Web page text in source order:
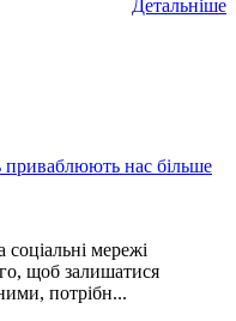
Детальніше
приваблюють нас більше
соціальні мережі
щоб залишатися
потрібн...